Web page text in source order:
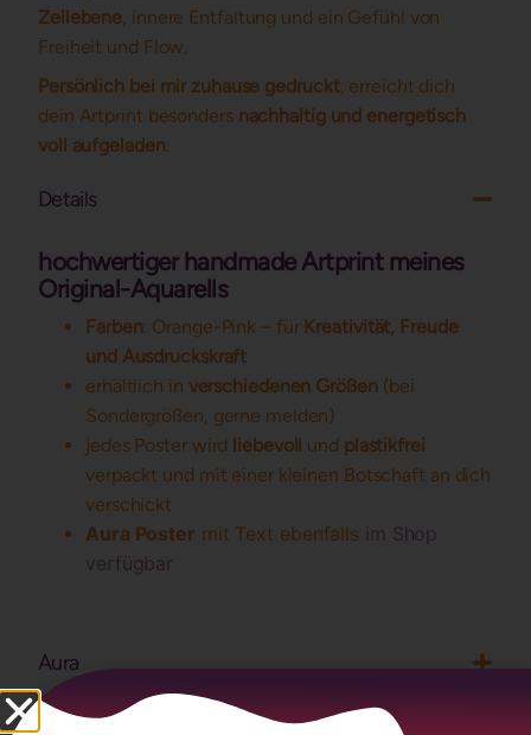
Zellebene, innere Entfaltung und ein Gefühl von
Freiheit und Flow.
Persönlich bei mir zuhause gedruckt, erreicht dich
dein Artprint besonders nachhaltig und energetisch
voll aufgeladen.
Details
hochwertiger handmade Artprint meines
Original-Aquarells
Farben: Orange-Pink – für Kreativität, Freude
und Ausdruckskraft
erhältlich in verschiedenen Größen(bei
Sondergrößen, gerne melden)
jedes Poster wird liebevoll und plastikfrei
verpackt und mit einer kleinen Botschaft an dich
verschickt
Aura Poster mit Text ebenfalls im Shop
verfügbar
Aura
Herstellung